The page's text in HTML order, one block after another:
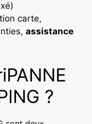
carte,
assistance
?